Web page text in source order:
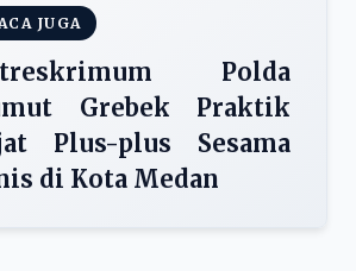
JUGA
Polda
Grebek Praktik
Plus-plus Sesama
di Kota Medan